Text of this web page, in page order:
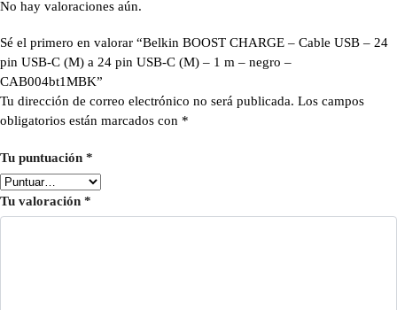
No hay valoraciones aún.
Sé el primero en valorar “Belkin BOOST CHARGE – Cable USB – 24
pin USB-C (M) a 24 pin USB-C (M) – 1 m – negro –
CAB004bt1MBK”
Tu dirección de correo electrónico no será publicada. Los campos
obligatorios están marcados con *
Tu puntuación *
Tu valoración *